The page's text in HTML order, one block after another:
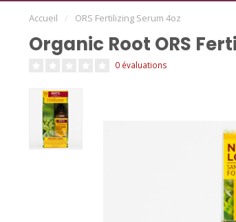
Accueil / ORS Fertilizing Serum 4oz
Organic Root ORS
0 évaluations